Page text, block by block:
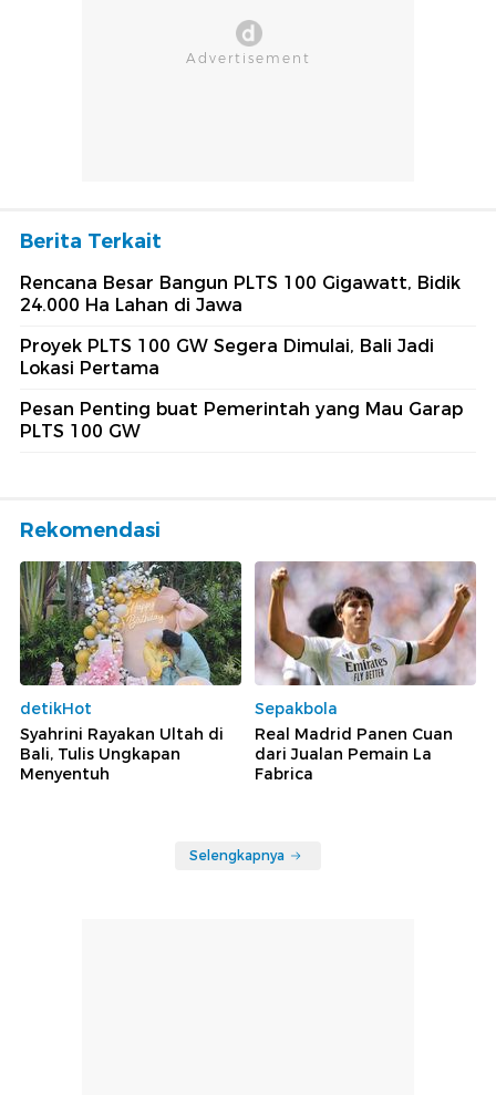
Berita Terkait
Rencana Besar Bangun PLTS 100 Gigawatt, Bidik
24.000 Ha Lahan di Jawa
Proyek PLTS 100 GW Segera Dimulai, Bali Jadi
Lokasi Pertama
Pesan Penting buat Pemerintah yang Mau Garap
PLTS 100 GW
Rekomendasi
detikHot
Syahrini Rayakan Ultah di
Bali, Tulis Ungkapan
Menyentuh
Sepakbola
Real Madrid Panen Cuan
dari Jualan Pemain La
Fabrica
Selengkapnya